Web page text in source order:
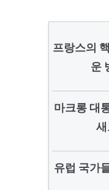
프랑스의
운
마크롱 대
유럽 국가